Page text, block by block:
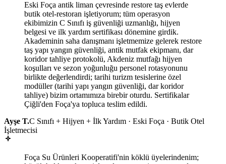
Eski Foça antik liman çevresinde restore taş evlerde
butik otel-restoran işletiyorum; tüm operasyon
ekibimizin C Sınıfı iş güvenliği uzmanlığı, hijyen
belgesi ve ilk yardım sertifikası dönemine girdik.
Akademinin saha danışmanı işletmemize gelerek restore
taş yapı yangın güvenliği, antik mutfak ekipmanı, dar
koridor tahliye protokolü, Akdeniz mutfağı hijyen
koşulları ve sezon yoğunluğu personel rotasyonunu
birlikte değerlendirdi; tarihi turizm tesislerine özel
modüller (tarihi yapı yangın güvenliği, dar koridor
tahliye) bizim ortamımıza birebir oturdu. Sertifikalar
Çiğli'den Foça'ya topluca teslim edildi.
Ayşe T.C Sınıfı + Hijyen + İlk Yardım · Eski Foça · Butik Otel
İşletmecisi
Foça Su Ürünleri Kooperatifi'nin köklü üyelerindenim;